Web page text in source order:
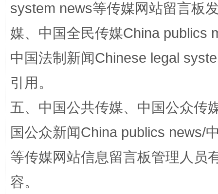
system news等传媒网站留言板
媒、中国全民传媒China publics
中国法制新闻Chinese legal
引用。
五、中国公共传媒、中国公众传
国公众新闻China publics news/
等传媒网站信息留言板管理人员
容。